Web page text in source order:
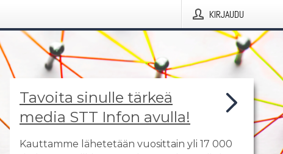
KIRJAUDU
Tavoita sinulle tärkeä
media STT Infon avulla!
Kauttamme lähetetään vuosittain yli 17 000